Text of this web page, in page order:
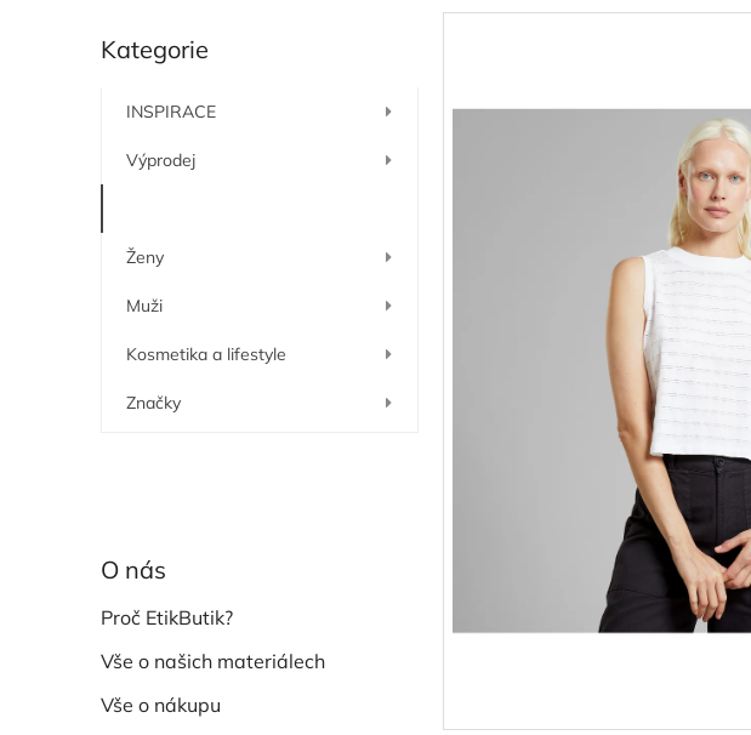
o
n
í
Přeskočit
kategorie
Kategorie
INSPIRACE
Výprodej
Ženy
Muži
Kosmetika a lifestyle
Značky
O nás
Proč EtikButik?
Vše o našich materiálech
Vše o nákupu